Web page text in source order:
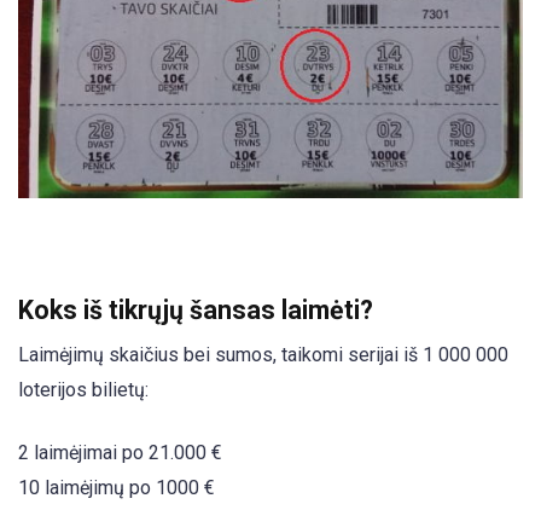
Koks iš tikrųjų šansas laimėti?
Laimėjimų skaičius bei sumos, taikomi serijai iš 1 000 000
loterijos bilietų:
2 laimėjimai po 21.000 €
10 laimėjimų po 1000 €